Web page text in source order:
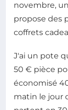
novembre,
propose des
coffrets
J'ai un pote
50 € pièce
économisé
matin le jour